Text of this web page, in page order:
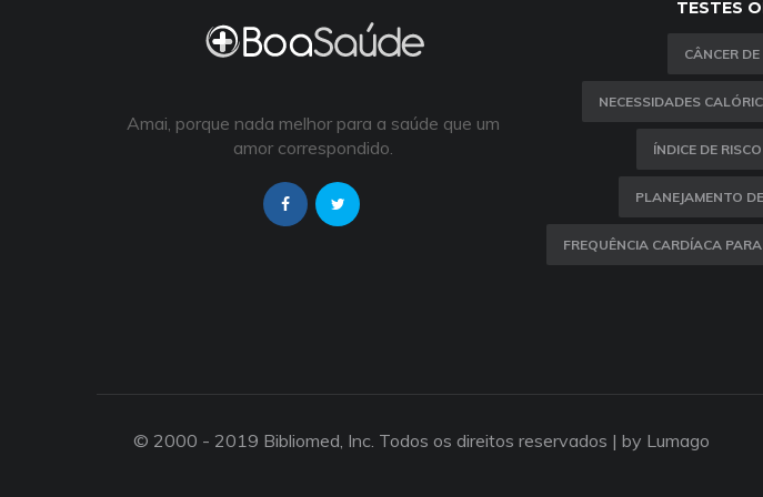
Amai, porque nada melhor para a saúde que um
amor correspondido.
TESTES
CÂNCER
NECESSIDADES
ÍNDICE DE
PLANEJAMENTO
FREQUÊNCIA CARDÍACA
© 2000 - 2019 Bibliomed, Inc. Todos os direitos reservados | by Lumago